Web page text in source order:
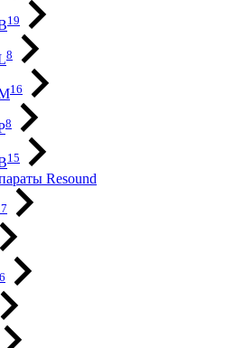
19
8
16
8
15
Resound
6